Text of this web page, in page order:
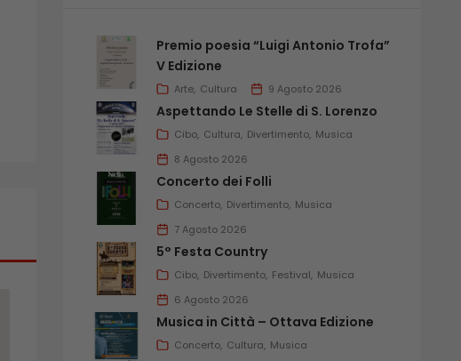
Premio poesia “Luigi Antonio Trofa”
V Edizione
Arte Cultura 9 Agosto 2026
Aspettando Le Stelle di S. Lorenzo
Cibo Cultura Divertimento Musica
8 Agosto 2026
Concerto dei Folli
Concerto Divertimento Musica
7 Agosto 2026
5° Festa Country
Cibo Divertimento Festival Musica
6 Agosto 2026
Musica in Città – Ottava Edizione
Concerto Cultura Musica